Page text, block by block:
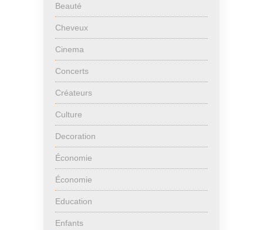
Beauté
Cheveux
Cinema
Concerts
Créateurs
Culture
Decoration
Économie
Économie
Education
Enfants